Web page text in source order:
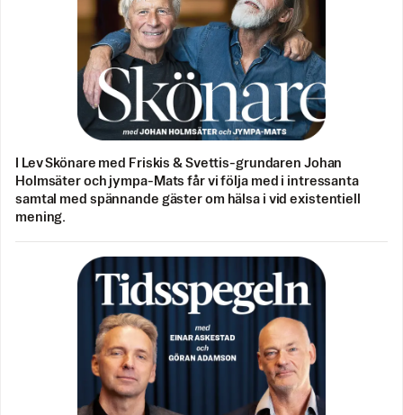
I Lev Skönare med Friskis & Svettis-grundaren Johan
Holmsäter och jympa-Mats får vi följa med i intressanta
samtal med spännande gäster om hälsa i vid existentiell
mening.